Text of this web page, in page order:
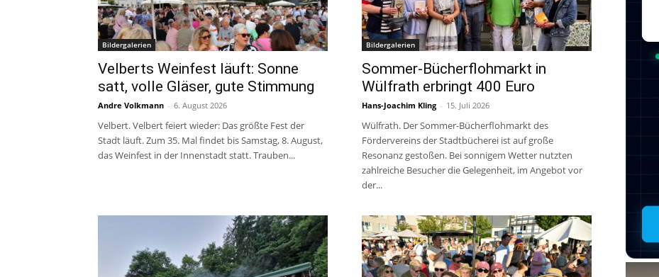
Bildergalerien
Velberts Weinfest läuft: Sonne
satt, volle Gläser, gute Stimmung
Andre Volkmann - 6. August 2026
Velbert. Velbert feiert wieder: Das größte Fest der
Stadt läuft. Zum 35. Mal findet bis Samstag, 8. August,
das Weinfest in der Innenstadt statt. Trauben...
Bildergalerien
Sommer-Bücherflohmarkt in
Wülfrath erbringt 400 Euro
Hans-Joachim Kling - 15. Juli 2026
Wülfrath. Der Sommer-Bücherflohmarkt des
Fördervereins der Stadtbücherei ist auf große
Resonanz gestoßen. Bei sonnigem Wetter nutzten
zahlreiche Besucher die Gelegenheit, im Angebot vor
der...